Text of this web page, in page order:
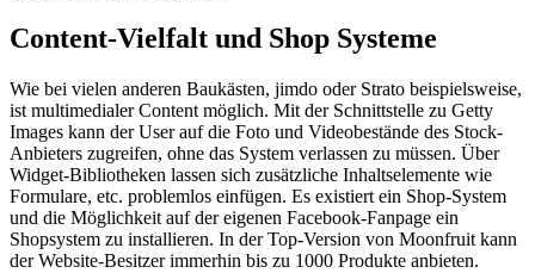
Content-Vielfalt und Shop Systeme
Wie bei vielen anderen Baukästen, jimdo oder Strato beispielsweise,
ist multimedialer Content möglich. Mit der Schnittstelle zu Getty
Images kann der User auf die Foto und Videobestände des Stock-
Anbieters zugreifen, ohne das System verlassen zu müssen. Über
Widget-Bibliotheken lassen sich zusätzliche Inhaltselemente wie
Formulare, etc. problemlos einfügen. Es existiert ein Shop-System
und die Möglichkeit auf der eigenen Facebook-Fanpage ein
Shopsystem zu installieren. In der Top-Version von Moonfruit kann
der Website-Besitzer immerhin bis zu 1000 Produkte anbieten.